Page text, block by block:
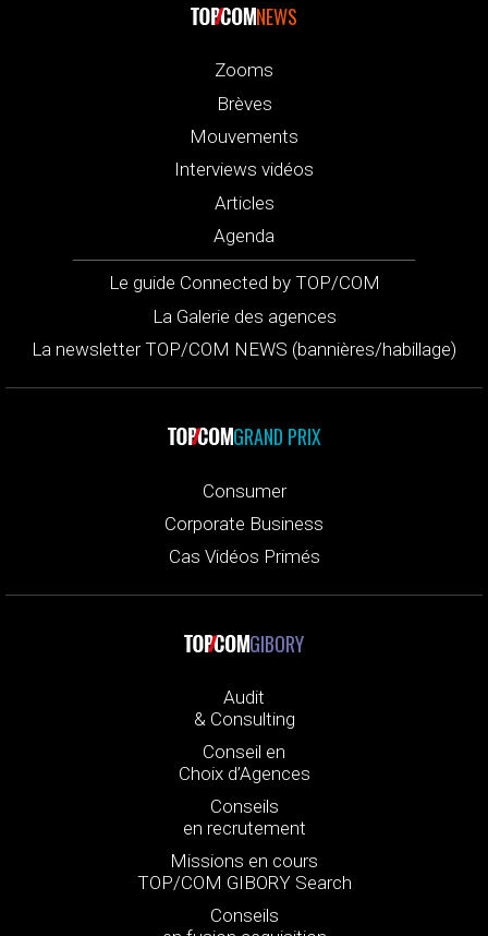
NEWS
Zooms
Brèves
Mouvements
Interviews vidéos
Articles
Agenda
Le guide Connected by TOP/COM
La Galerie des agences
La newsletter TOP/COM NEWS (bannières/habillage)
GRAND PRIX
Consumer
Corporate Business
Cas Vidéos Primés
GIBORY
Audit
& Consulting
Conseil en
Choix d’Agences
Conseils
en recrutement
Missions en cours
TOP/COM GIBORY Search
Conseils